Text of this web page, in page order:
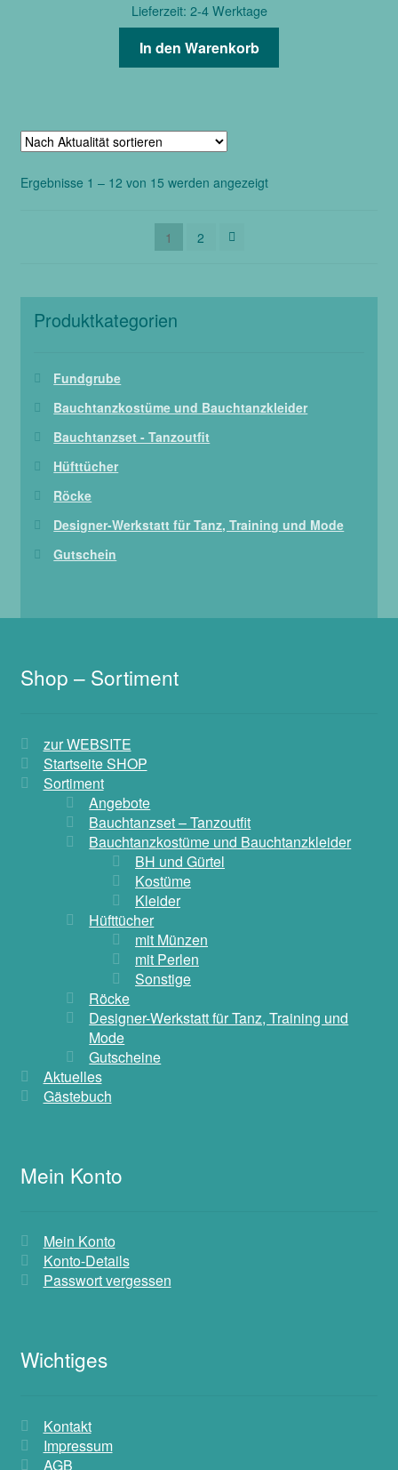
Lieferzeit: 2-4 Werktage
In den Warenkorb
Ergebnisse 1 – 12 von 15 werden angezeigtNach
1
2
Produktkategorien
Fundgrube
Bauchtanzkostüme und Bauchtanzkleider
Bauchtanzset - Tanzoutfit
Hüfttücher
Röcke
Designer-Werkstatt für Tanz, Training und Mode
Gutschein
Shop – Sortiment
zur WEBSITE
Startseite SHOP
Sortiment
Angebote
Bauchtanzset – Tanzoutfit
Bauchtanzkostüme und Bauchtanzkleider
BH und Gürtel
Kostüme
Kleider
Hüfttücher
mit Münzen
mit Perlen
Sonstige
Röcke
Designer-Werkstatt für Tanz, Training und
Mode
Gutscheine
Aktuelles
Gästebuch
Mein Konto
Mein Konto
Konto-Details
Passwort vergessen
Wichtiges
Kontakt
Impressum
AGB